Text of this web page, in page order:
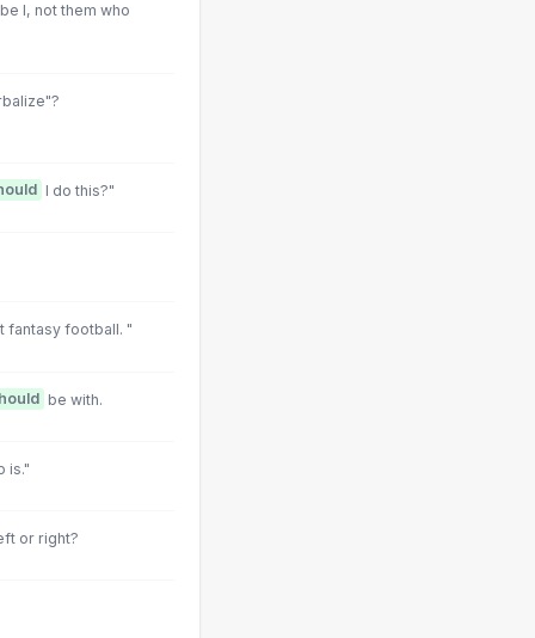
I, not them who
I do this?"
fantasy football. "
be with.
is."
or right?